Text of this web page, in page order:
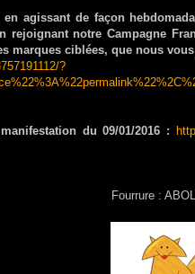
agissant de façon
rejoignant notre Campagne
marques ciblées, que nous
?
du 09/01/2016 :
Fourrure :